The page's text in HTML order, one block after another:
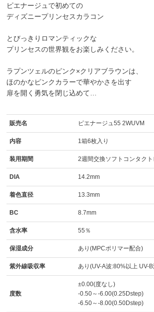
ピエナージュで初めての
ディズニープリンセスカラコン
とびっきりロマンティックな
プリンセスの世界観をお楽しみください。
ラプンツェルのピンク×クリアブラウンは、
ほのかなピンクカラーで華やかさを出す
扉を開く勇気を閉じ込めて…
販売名 ピエナージュ55 2WUVM
内容 1箱6枚入り
装用期間 2週間交換ソフトコンタク
DIA 14.2mm
着色直径 13.3mm
BC 8.7mm
含水率 55％
保湿成分 あり(MPCポリマー配合)
紫外線吸収率 あり(UV-A波:80%以上 UV-
度数
±0.00(度なし)
-0.50～-6.00(0.25Dstep)
-6.50～-8.00(0.50Dstep)